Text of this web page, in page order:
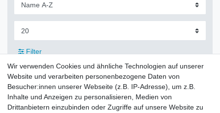
Filter
Zahlung und Versand
Wir verwenden Cookies und ähnliche Technologien auf unserer
Website und verarbeiten personenbezogene Daten von
Besucher:innen unserer Webseite (z.B. IP-Adresse), um z.B.
Inhalte und Anzeigen zu personalisieren, Medien von
Drittanbietern einzubinden oder Zugriffe auf unsere Website zu